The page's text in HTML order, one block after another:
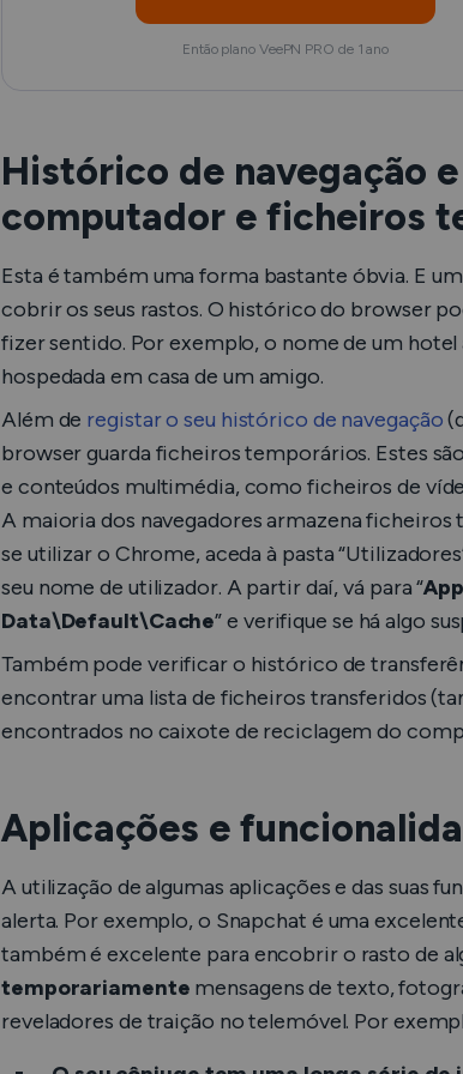
Então plano VeePN PRO de 1 ano
Histórico de navegação
computador e ficheiros
Esta é também uma forma bastante óbvia. E
cobrir os seus rastos. O histórico do browser
fizer sentido. Por exemplo, o nome de um hotel
hospedada em casa de um amigo.
Além de registar o seu histórico de navegação
browser guarda ficheiros temporários. Estes
e conteúdos multimédia, como ficheiros de
A maioria dos navegadores armazena
se utilizar o Chrome, aceda à pasta
seu nome de utilizador. A partir daí, vá para “
Data\Default\Cache” e verifique se há algo
Também pode verificar o histórico de
encontrar uma lista de ficheiros transferidos
encontrados no caixote de reciclagem do
Aplicações e
A utilização de algumas aplicações e das suas
alerta. Por exemplo, o Snapchat é uma
também é excelente para encobrir o rasto de
temporariamente mensagens de texto,
reveladores de traição no telemóvel. Por